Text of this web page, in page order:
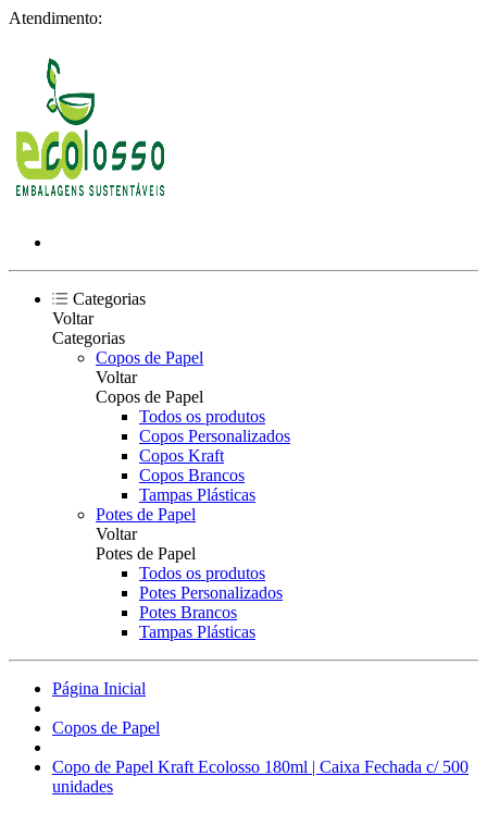
Atendimento:
Categorias
Voltar
Categorias
Copos de Papel
Voltar
Copos de Papel
Todos os produtos
Copos Personalizados
Copos Kraft
Copos Brancos
Tampas Plásticas
Potes de Papel
Voltar
Potes de Papel
Todos os produtos
Potes Personalizados
Potes Brancos
Tampas Plásticas
Página Inicial
Copos de Papel
Copo de Papel Kraft Ecolosso 180ml | Caixa Fechada c/ 500
unidades